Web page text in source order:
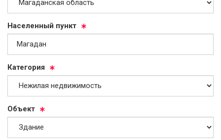
На­се­лен­ный пункт
Ка­те­го­рия
Объ­ект